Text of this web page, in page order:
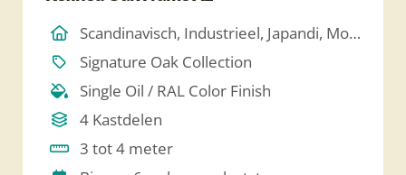
Scandinavisch, Industrieel, Japandi, Modern, Hotel Chique, Minimalistich
Signature Oak Collection
Single Oil / RAL Color Finish
4 Kastdelen
3 tot 4 meter